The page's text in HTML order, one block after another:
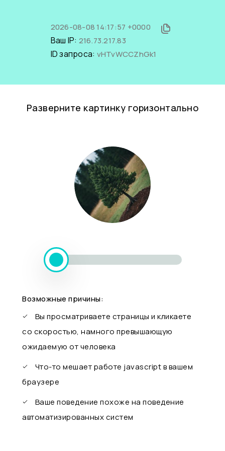
2026-08-08 14:17:57 +0000
Ваш IP: 216.73.217.83
ID запроса: vHTvWCCZhGk1
Разверните картинку горизонтально
Возможные причины:
Вы просматриваете страницы и кликаете
со скоростью, намного превышающую
ожидаемую от человека
Что-то мешает работе javascript в вашем
браузере
Ваше поведение похоже на поведение
автоматизированных систем